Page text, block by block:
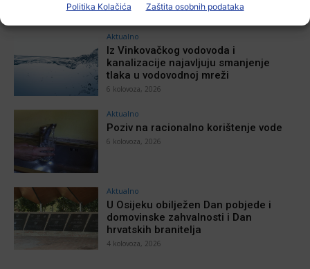
Politika Kolačića Zaštita osobnih podataka
knjižnici
Aktualno
Iz Vinkovačkog vodovoda i
kanalizacije najavljuju smanjenje
tlaka u vodovodnoj mreži
6 kolovoza, 2026
Aktualno
Poziv na racionalno korištenje vode
6 kolovoza, 2026
Aktualno
U Osijeku obilježen Dan pobjede i
domovinske zahvalnosti i Dan
hrvatskih branitelja
4 kolovoza, 2026